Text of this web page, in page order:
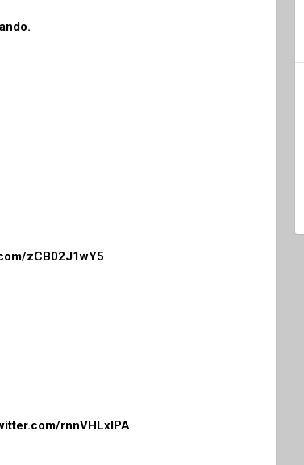
zCB02J1wY5
rnnVHLxlPA